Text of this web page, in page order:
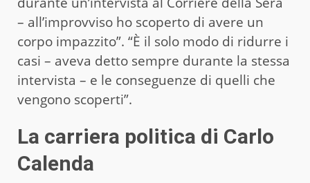
– all’improvviso ho scoperto di avere un
corpo impazzito”. “È il solo modo di ridurre i
casi – aveva detto sempre durante la stessa
intervista – e le conseguenze di quelli che
vengono scoperti”.
La carriera politica di Carlo
Calenda